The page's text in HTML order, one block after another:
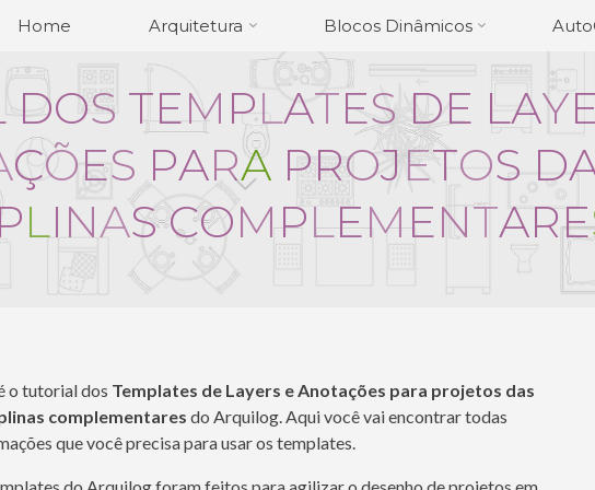
Home Arquitetura Blocos Dinâmicos
DOS TEM PLATES DE LAY
ÇÕES PARA PROJETOS D
LI NAS COMPLEMENTARE
o tutorial dos Templates de Layers e Anotações para projetos das
complementares do Arquilog. Aqui você vai encontrar todas
que você precisa para usar os templates.
do Arquilog foram feitos para agilizar o desenho de projetos em